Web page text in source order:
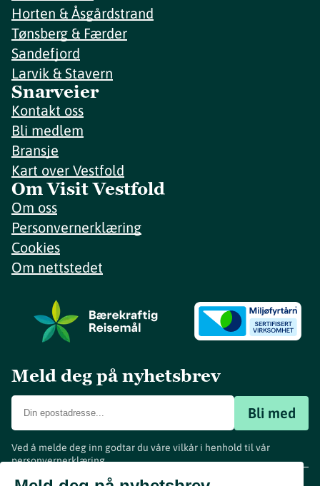
Horten & Åsgårdstrand
Tønsberg & Færder
Sandefjord
Larvik & Stavern
Snarveier
Kontakt oss
Bli medlem
Bransje
Kart over Vestfold
Om Visit Vestfold
Om oss
Personvernerklæring
Cookies
Om nettstedet
Meld deg på nyhetsbrev
Bli med
Ved å melde deg inn godtar du våre vilkår i henhold til vår
personvernerklæring.
www.visitvestfold.com